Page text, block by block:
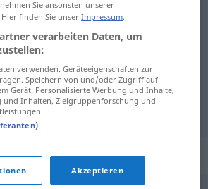
Fahrkarte
FOTO
knipsen
: intransitives Verb
Sie ansonsten unserer
Hier finden Sie unserImpressum.
verarbeiten Daten, um
verwenden. Geräteeigenschaften zur
Speichern von und/oder Zugriff auf
Gerät. Personalisierte Werbung und Inhalte,
und Inhalten, Zielgruppenforschung und
Akzeptieren